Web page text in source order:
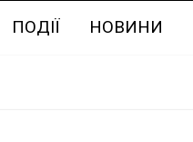
ПОДІЇ НОВИНИ